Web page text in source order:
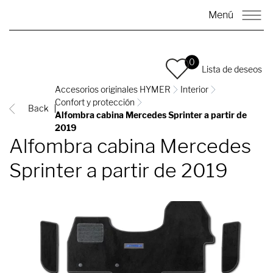
Menú
0
Lista de deseos
Back
Accesorios originales HYMER
Interior
Confort y protección
Alfombra cabina Mercedes Sprinter a partir de
2019
Alfombra cabina Mercedes
Sprinter a partir de 2019